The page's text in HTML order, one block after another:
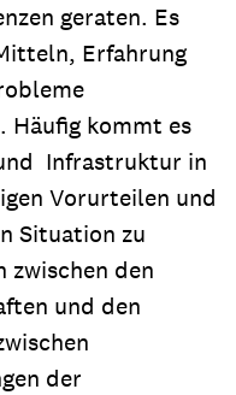
geraten. Es
Erfahrung
Häufig kommt es
Infrastruktur in
Vorurteilen und
Situation zu
zwischen den
und den
der